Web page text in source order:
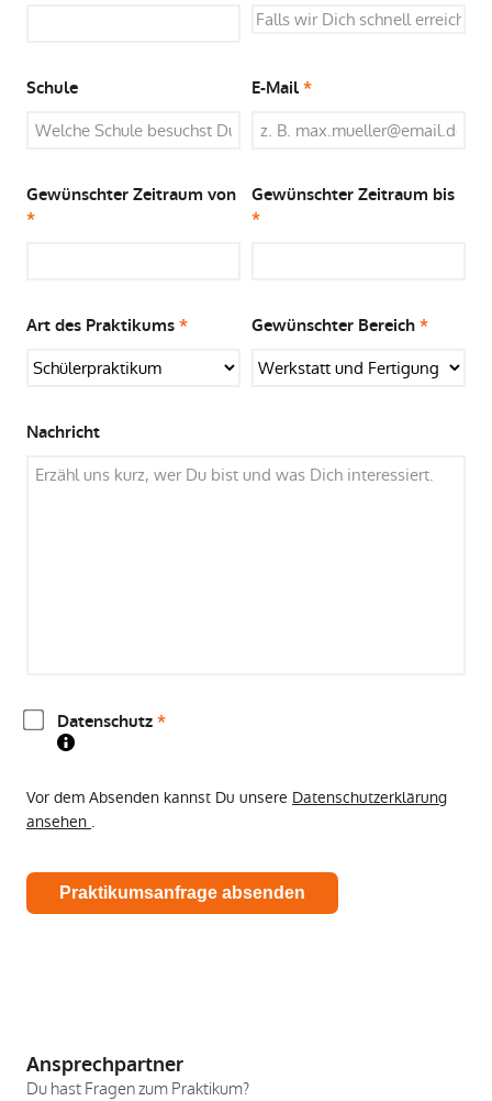
Schule E-Mail*
Gewünschter Zeitraum von
*
Gewünschter Zeitraum bis
*
Art des Praktikums * Gewünschter Bereich*
Nachricht
Datenschutz *
Vor dem Absenden kannst Du unsere Datenschutzerklärung
ansehen .
Ansprechpartner
Du hast Fragen zum Praktikum?